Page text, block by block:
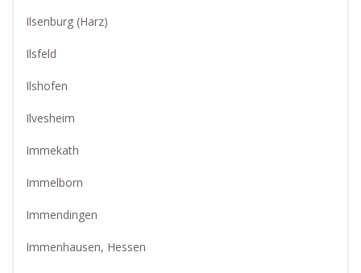
Ilsenburg (Harz)
Ilsfeld
Ilshofen
Ilvesheim
Immekath
Immelborn
Immendingen
Immenhausen, Hessen